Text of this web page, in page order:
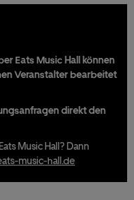
Eats Music Hall können
Veranstalter bearbeitet
direkt den
Music Hall? Dann
music-hall.de